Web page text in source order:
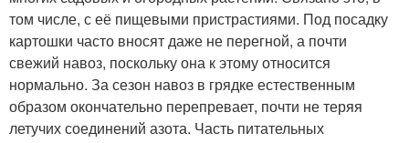
том числе, с её пищевыми пристрастиями. Под посадку
картошки часто вносят даже не перегной, а почти
свежий навоз, поскольку она к этому относится
нормально. За сезон навоз в грядке естественным
образом окончательно перепревает, почти не теряя
летучих соединений азота. Часть питательных